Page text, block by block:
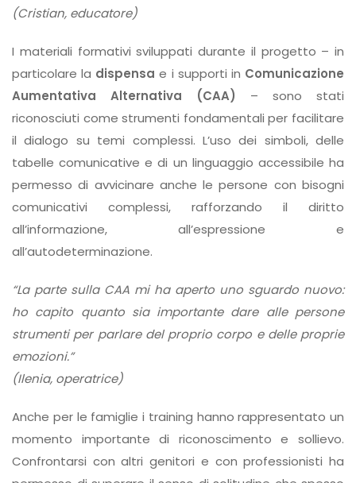
(Cristian, educatore)
I materiali formativi sviluppati durante il progetto – in
particolare la dispensa e i supporti in Comunicazione
Aumentativa Alternativa (CAA) – sono stati
riconosciuti come strumenti fondamentali per facilitare
il dialogo su temi complessi. L’uso dei simboli, delle
tabelle comunicative e di un linguaggio accessibile ha
permesso di avvicinare anche le persone con bisogni
comunicativi complessi, rafforzando il diritto
all’informazione, all’espressione e
all’autodeterminazione.
“La parte sulla CAA mi ha aperto uno sguardo nuovo:
ho capito quanto sia importante dare alle persone
strumenti per parlare del proprio corpo e delle proprie
emozioni.”
(Ilenia, operatrice)
Anche per le famiglie i training hanno rappresentato un
momento importante di riconoscimento e sollievo.
Confrontarsi con altri genitori e con professionisti ha